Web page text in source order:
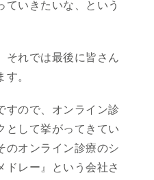
ていきたいな、という
れでは最後に皆さん
す。
ので、オンライン診
として挙がってきてい
のオンライン診療のシ
ドレー』という会社さ